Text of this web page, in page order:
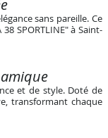
sans pareille. Ce
SPORTLINE" à Saint-
et de style. Doté de
transformant chaque